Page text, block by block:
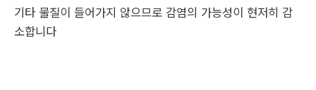
기타 물질이 들어가지 않으므로 감염의 가능성이 현저히 감
소합니다